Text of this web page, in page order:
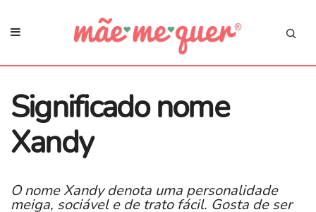
Significado nome
Xandy
O nome Xandy denota uma personalidade
meiga, sociável e de trato fácil. Gosta de ser